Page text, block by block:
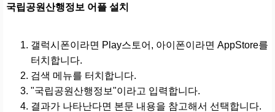
국립공원산행정보 어플 설치
갤럭시폰이라면 Play스토어, 아이폰이라면 AppStore를
터치합니다.
검색 메뉴를 터치합니다.
"국립공원산행정보"이라고 입력합니다.
결과가 나타난다면 본문 내용을 참고해서 선택합니다.